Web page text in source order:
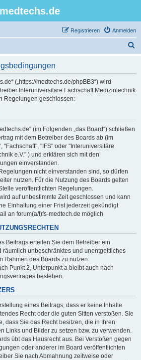
medtechs.de
Anmelden
Registrieren
(„https://medtechs.de/phpBB3“) wird
Interuniversitäre Fachschaft Medizintechnik
Regelungen geschlossen:
(im Folgenden „das Board“) schließen
mit dem Betreiber des Boards ab (im
"Fachschaft", "IFS" oder "Interuniversitäre
e.V." ) und erklären sich mit den
einverstanden.
nicht einverstanden sind, so dürfen
nutzen. Für die Nutzung des Boards gelten
veröffentlichten Regelungen.
auf unbestimmte Zeit geschlossen und kann
Einhaltung einer Frist jederzeit gekündigt
an forum(a/t)fs-medtech.de möglich
Beitrags erteilen Sie dem Betreiber ein
räumlich unbeschränktes und unentgeltliches
Rahmen des Boards zu nutzen.
Punkt 2, Unterpunkt a bleibt auch nach
bestehen.
eines Beitrags, dass er keine Inhalte
Recht oder die guten Sitten verstoßen. Sie
dass Sie das Recht besitzen, die in Ihren
Links und Bilder zu setzen bzw. zu verwenden.
übt das Hausrecht aus. Bei Verstößen gegen
oder anderer im Board veröffentlichten
Sie nach Abmahnung zeitweise oder